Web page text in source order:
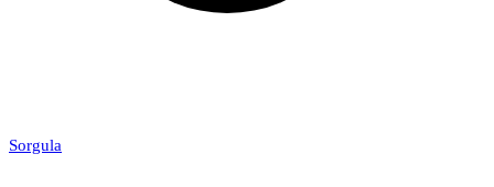
Sorgula